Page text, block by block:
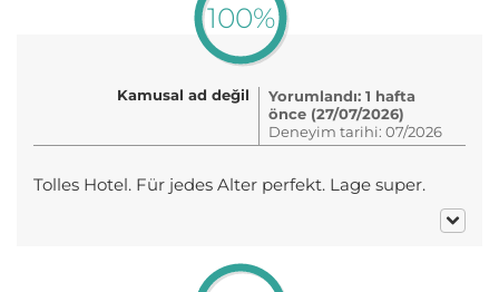
100%
Kamusal ad değil
Yorumlandı: 1 hafta
önce (27/07/2026)
Deneyim tarihi: 07/2026
Tolles Hotel. Für jedes Alter perfekt. Lage super.